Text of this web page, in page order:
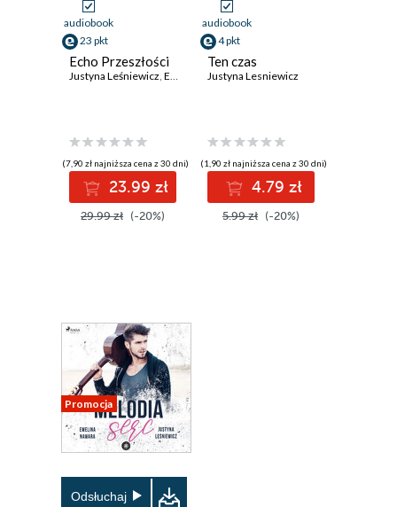
audiobook
23 pkt
Echo Przeszłości
Justyna Leśniewicz, Ewelina Nawara
(7,90 zł najniższa cena z 30 dni)
23.99 zł
29.99 zł (-20%)
audiobook
4 pkt
Ten czas
Justyna Lesniewicz
(1,90 zł najniższa cena z 30 dni)
4.79 zł
5.99 zł (-20%)
Promocja
Odsłuchaj